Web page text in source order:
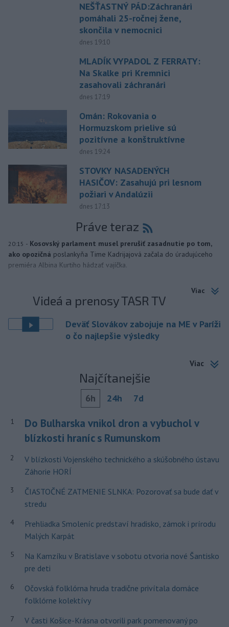
NEŠŤASTNÝ PÁD:Záchranári
pomáhali 25-ročnej žene,
skončila v nemocnici
dnes 19:10
MLADÍK VYPADOL Z FERRATY:
Na Skalke pri Kremnici
zasahovali záchranári
dnes 17:19
Omán: Rokovania o
Hormuzskom prielive sú
pozitívne a konštruktívne
dnes 19:24
STOVKY NASADENÝCH
HASIČOV: Zasahujú pri lesnom
požiari v Andalúzii
dnes 17:13
Práve teraz
20:15 - Kosovský parlament musel prerušiť zasadnutie po tom,
ako opozičná poslankyňa Time Kadrijajová začala do úradujúceho
premiéra Albina Kurtiho hádzať vajíčka.
Viac
Videá a prenosy TASR TV
Deväť Slovákov zabojuje na ME v Paríži
o čo najlepšie výsledky
Viac
Najčítanejšie
6h 24h 7d
1
Do Bulharska vnikol dron a vybuchol v
blízkosti hraníc s Rumunskom
2
V blízkosti Vojenského technického a skúšobného ústavu
Záhorie HORÍ
3
ČIASTOČNÉ ZATMENIE SLNKA: Pozorovať sa bude dať v
stredu
4
Prehliadka Smoleníc predstaví hradisko, zámok i prírodu
Malých Karpát
5
Na Kamzíku v Bratislave v sobotu otvoria nové Šantisko
pre deti
6
Očovská folklórna hruda tradične privítala domáce
folklórne kolektívy
7
V časti Košice-Krásna otvorili park pomenovaný po